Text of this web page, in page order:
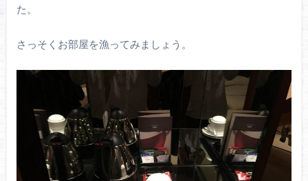
た。
さっそくお部屋を漁ってみましょう。